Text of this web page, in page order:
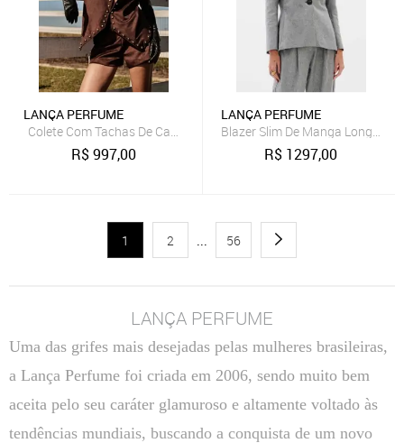
LANÇA PERFUME
Colete Com Tachas De Camurça Lança Perfume
R$997,00
LANÇA PERFUME
Blazer Slim De Manga Longa
R$ 1297,00
1 2 ... 56
LANÇA PERFUME
Uma das grifes mais desejadas pelas mulheres brasileiras,
a Lança Perfume foi criada em 2006, sendo muito bem
aceita pelo seu caráter glamuroso e altamente voltado às
tendências mundiais, buscando a conquista de um novo